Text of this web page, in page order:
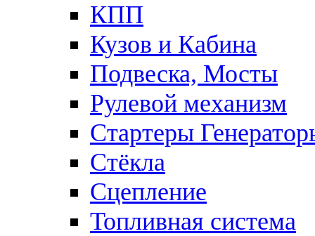
КПП
Кузов и Кабина
Подвеска, Мосты
Рулевой механизм
Стартеры
Стёкла
Сцепление
Топливная система